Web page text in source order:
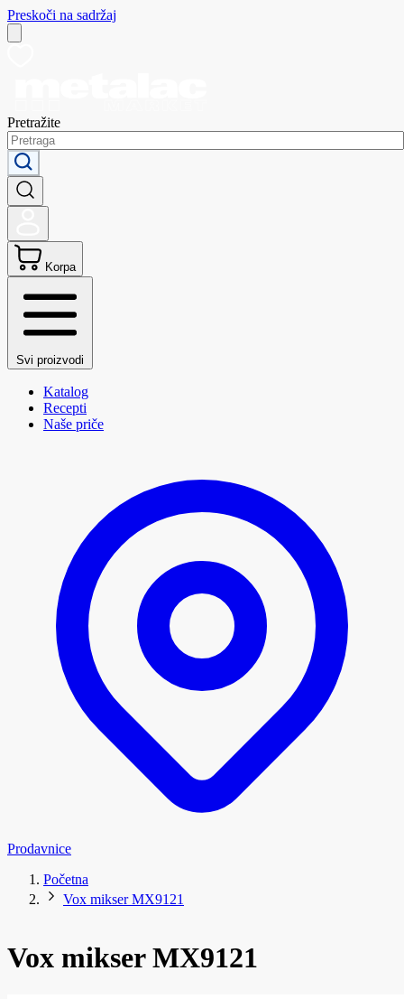
Preskoči na sadržaj
Pretražite
Korpa
Svi proizvodi
Katalog
Recepti
Naše priče
Prodavnice
Početna
Vox mikser MX9121
Vox mikser MX9121